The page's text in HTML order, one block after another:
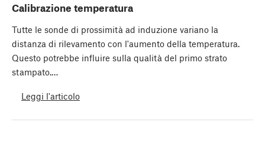
Calibrazione temperatura
Tutte le sonde di prossimità ad induzione variano la
distanza di rilevamento con l'aumento della temperatura.
Questo potrebbe influire sulla qualità del primo strato
stampato.…
Leggi l'articolo